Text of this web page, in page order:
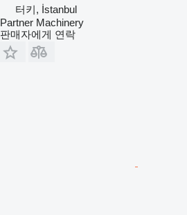
터키, İstanbul
Partner Machinery
판매자에게 연락